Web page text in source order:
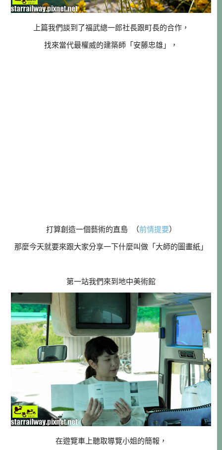
上篇我們談到了福武總一郎社長跟町長的合作，
找來當代最權威的建築師「安藤忠雄」，
打算創造一個藝術的直島 （前情提要）
那麼今天就要來跟大家分享一下什麼叫做「大師的圖畫紙」
第一站我們來到地中美術館
在遊覽車上聽取導覽小姐的簡報，